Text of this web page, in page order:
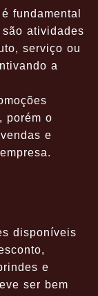
fundamental
atividades
serviço ou
a
porém o
e
disponíveis
e
ser bem